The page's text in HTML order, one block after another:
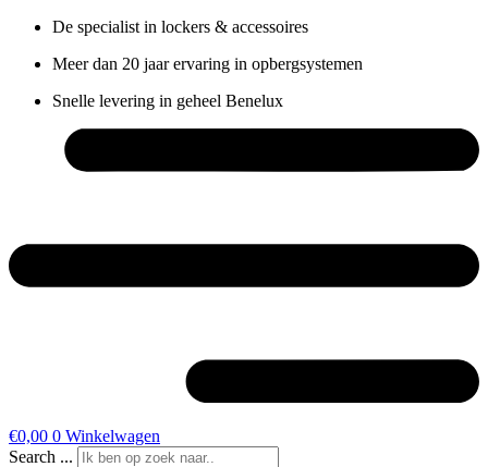
De specialist in lockers & accessoires
Meer dan 20 jaar ervaring in opbergsystemen
Snelle levering in geheel Benelux
€0,00 0 Winkelwagen
Search ...